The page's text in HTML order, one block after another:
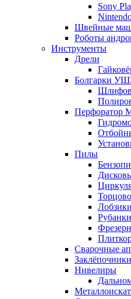
Sony
Швейные
Роботы
Инструменты
Дрели
Болгарки
Перфоратор
Пилы
Лобзики
Рубанки
Сварочные
Заклёпочники
Нивелиры